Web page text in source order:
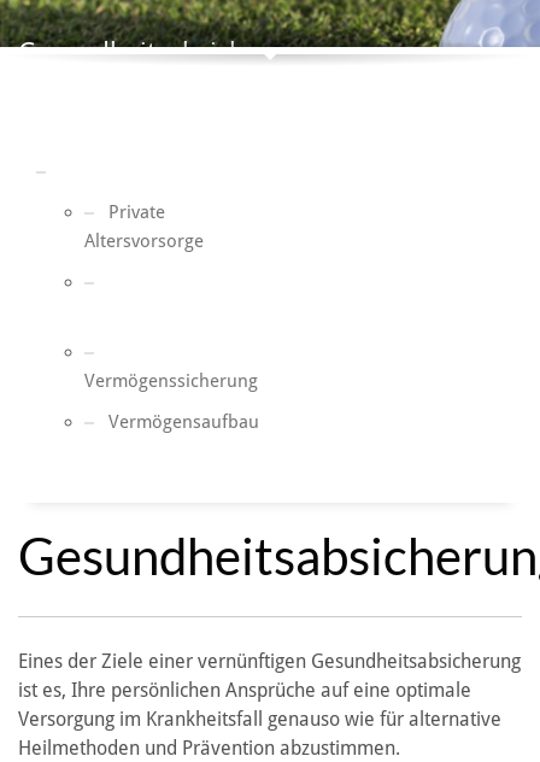
Gesundheitsabsicherung
Private
Altersvorsorge
Vermögenssicherung
Vermögensaufbau
Eines der Ziele einer vernünftigen Gesundheitsabsicherung
ist es, Ihre persönlichen Ansprüche auf eine optimale
Versorgung im Krankheitsfall genauso wie für alternative
Heilmethoden und Prävention abzustimmen.